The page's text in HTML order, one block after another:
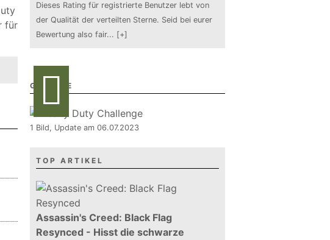
für
Dieses Rating für registrierte Benutzer lebt von
der Qualität der verteilten Sterne. Seid bei eurer
Bewertung also fair... [+]
GALERIE
1 Bild, Update am 06.07.2023
TOP ARTIKEL
Assassin's Creed: Black Flag
Resynced - Hisst die schwarze